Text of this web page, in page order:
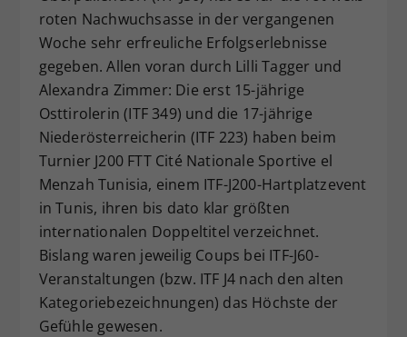
roten Nachwuchsasse in der vergangenen
Woche sehr erfreuliche Erfolgserlebnisse
gegeben. Allen voran durch Lilli Tagger und
Alexandra Zimmer: Die erst 15-jährige
Osttirolerin (ITF 349) und die 17-jährige
Niederösterreicherin (ITF 223) haben beim
Turnier J200 FTT Cité Nationale Sportive el
Menzah Tunisia, einem ITF-J200-Hartplatzevent
in Tunis, ihren bis dato klar größten
internationalen Doppeltitel verzeichnet.
Bislang waren jeweilig Coups bei ITF-J60-
Veranstaltungen (bzw. ITF J4 nach den alten
Kategoriebezeichnungen) das Höchste der
Gefühle gewesen.
Zweck
Dieser Wert speichert Ihre Consent-
Einstellungen. Unter anderem eine
zufällig generierte ID, für die
historische Speicherung Ihrer
vorgenommen Einstellungen, falls der
Webseiten-Betreiber dies eingestellt
hat.